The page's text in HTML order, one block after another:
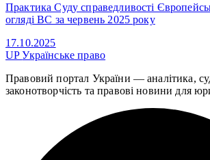
Практика Суду справедливості
огляді ВС за червень 2025 року
17.10.2025
UPУкраїнське право
Правовий портал України — аналітика,
законотворчість та правові новини для